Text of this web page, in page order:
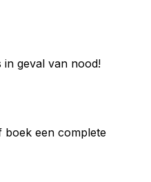
in geval van nood!
boek een complete